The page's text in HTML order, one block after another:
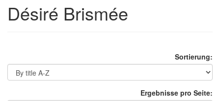
Désiré Brismée
Sortierung:
Ergebnisse pro Seite: